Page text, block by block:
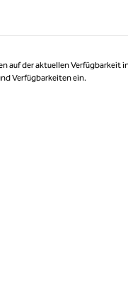
auf der aktuellen Verfügbarkeit
Verfügbarkeiten ein.